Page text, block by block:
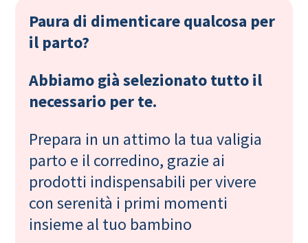
Paura di dimenticare qualcosa per
il parto?
Abbiamo già selezionato tutto il
necessario per te.
Prepara in un attimo la tua valigia
parto e il corredino, grazie ai
prodotti indispensabili per vivere
con serenità i primi momenti
insieme al tuo bambino